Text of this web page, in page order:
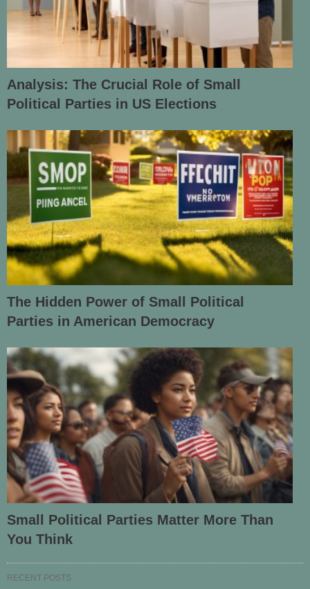
Analysis: The Crucial Role of Small
Political Parties in US Elections
The Hidden Power of Small Political
Parties in American Democracy
Small Political Parties Matter More Than
You Think
RECENT POSTS